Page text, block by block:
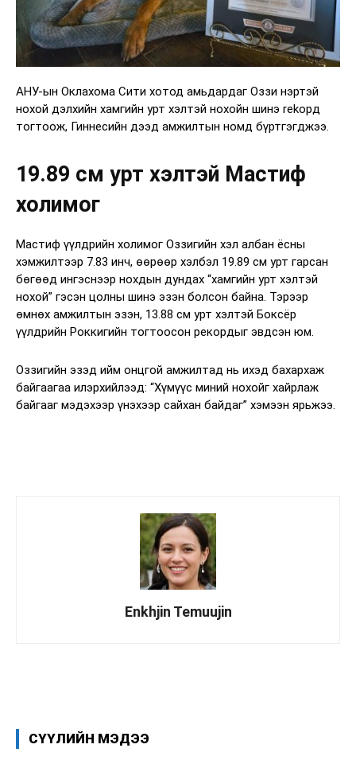
АНУ-ын Оклахома Сити хотод амьдардаг Оззи нэртэй
нохой дэлхийн хамгийн урт хэлтэй нохойн шинэ rekорд
тогтоож, Гиннесийн дээд амжилтын номд бүртгэгджээ.
19.89 см урт хэлтэй Мастиф
холимог
Мастиф үүлдрийн холимог Оззигийн хэл албан ёсны
хэмжилтээр 7.83 инч, өөрөөр хэлбэл 19.89 см урт гарсан
бөгөөд ингэснээр нохдын дундах “хамгийн урт хэлтэй
нохой” гэсэн цолны шинэ эзэн болсон байна. Тэрээр
өмнөх амжилтын эзэн, 13.88 см урт хэлтэй Боксёр
үүлдрийн Роккигийн тогтоосон рекордыг эвдсэн юм.
Оззигийн эзэд ийм онцгой амжилтад нь ихэд бахархаж
байгаагаа илэрхийлээд: “Хүмүүс миний нохойг хайрлаж
байгааг мэдэхээр үнэхээр сайхан байдаг” хэмээн ярьжээ.
Enkhjin Temuujin
СҮҮЛИЙН МЭДЭЭ